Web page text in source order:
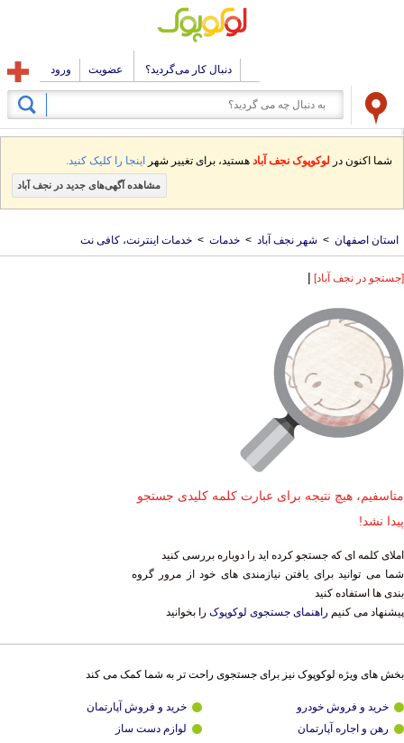
دنبال کار می‌گردید؟ عضویت ورود
شما اکنون در لوکوپوک نجف آباد هستید، برای تغییر شهر اینجا را کلیک کنید.
مشاهده آگهی‌های جدید در نجف آباد
استان اصفهان > شهر نجف آباد > خدمات > خدمات اینترنت، کافی نت
[جستجو در نجف آباد] |
متاسفیم، هیچ نتیجه برای عبارت کلمه کلیدی جستجو
پیدا نشد!
املای کلمه ای که جستجو کرده اید را دوباره بررسی کنید
شما می توانید برای یافتن نیازمندی های خود از مرور گروه
بندی ها استفاده کنید
پیشنهاد می کنیم راهنمای جستجوی لوکوپوک را بخوانید
بخش های ویژه لوکوپوک نیز برای جستجوی راحت تر به شما کمک می کند
خرید و فروش خودرو
خرید و فروش آپارتمان
رهن و اجاره آپارتمان
لوازم دست ساز